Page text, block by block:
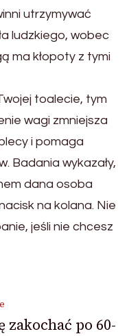
utrzymywać
ludzkiego, wobec
ma kłopoty z tymi
toalecie, tym
wagi zmniejsza
i pomaga
Badania wykazały,
dana osoba
na kolana. Nie
jeśli nie chcesz
zakochać po 60-